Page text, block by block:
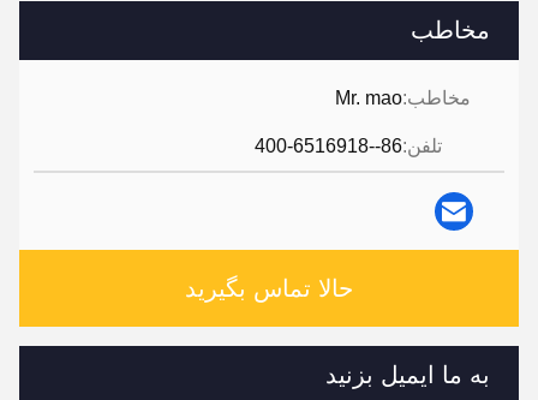
مخاطب
مخاطب:Mr. mao
تلفن:86--400-6516918
حالا تماس بگیرید
به ما ایمیل بزنید